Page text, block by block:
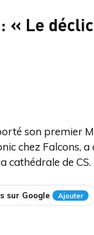
« Le
son premier
chez Falcons,
cathédrale de CS.
sur Google Ajouter